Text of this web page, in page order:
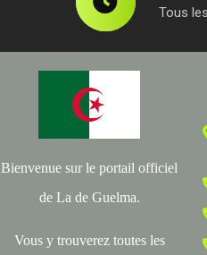
Tous
Bienvenue sur le portail officiel
de La de Guelma.
Vous y trouverez toutes les